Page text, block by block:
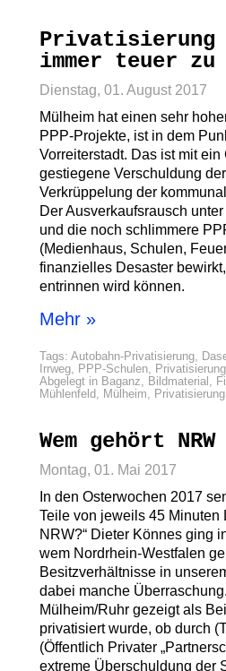
Privatisierung
immer teuer zu
Dienstag, 01. August 2017
Mülheim hat einen sehr
PPP-Projekte, ist in dem
Vorreiterstadt. Das ist mit
gestiegene Verschuldung
Verkrüppelung der
Der Ausverkaufsrausch
und die noch schlimmere
(Medienhaus, Schulen,
finanzielles Desaster
entrinnen wird können.
Mehr »
Tags: Autobahn-Privatisierung,
Irrweg, PPP-Schulen, Privatisierung
Abgelegt in Baganz, Bildmaterial ,
Mühlenfeld, Mülheim, Privatisierung
Wem gehört
Montag, 01. Mai 2017
In den Osterwochen 2017
Teile von jeweils 45 Minuten
NRW?“ Dieter Könnes ging
wem Nordrhein-Westfalen
Besitzverhältnisse in
dabei manche
Mülheim/Ruhr gezeigt als
privatisiert wurde, ob durch
(Öffentlich Privater
extreme Überschuldung der